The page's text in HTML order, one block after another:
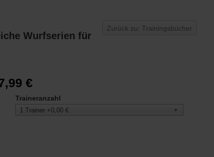
Zurück zu: Trainingsbücher
Wurfserien für
€
Traineranzahl
1 Trainer +0,00 €